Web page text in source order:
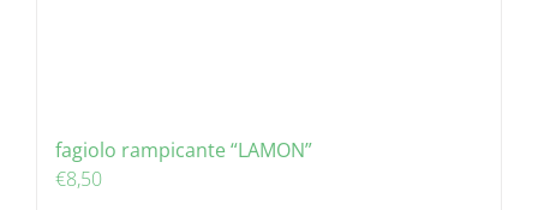
fagiolo rampicante “LAMON”
€8,50